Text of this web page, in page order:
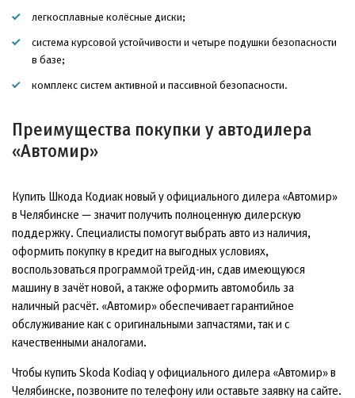
легкосплавные колёсные диски;
система курсовой устойчивости и четыре подушки безопасности
в базе;
комплекс систем активной и пассивной безопасности.
Преимущества покупки у автодилера
«Автомир»
Купить Шкода Кодиак новый у официального дилера «Автомир»
в Челябинске — значит получить полноценную дилерскую
поддержку. Специалисты помогут выбрать авто из наличия,
оформить покупку в кредит на выгодных условиях,
воспользоваться программой трейд-ин, сдав имеющуюся
машину в зачёт новой, а также оформить автомобиль за
наличный расчёт. «Автомир» обеспечивает гарантийное
обслуживание как с оригинальными запчастями, так и с
качественными аналогами.
Чтобы купить Skoda Kodiaq у официального дилера «Автомир» в
Челябинске, позвоните по телефону или оставьте заявку на сайте.